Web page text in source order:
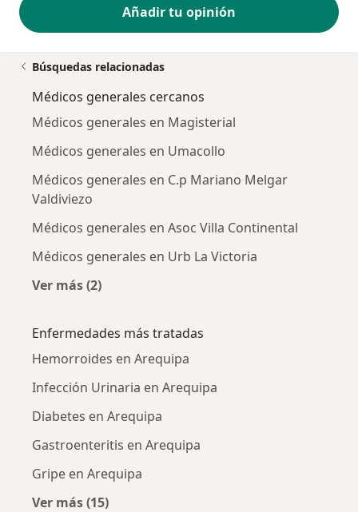
Añadir tu opinión
Búsquedas relacionadas
Médicos generales cercanos
Médicos generales en Magisterial
Médicos generales en Umacollo
Médicos generales en C.p Mariano Melgar
Valdiviezo
Médicos generales en Asoc Villa Continental
Médicos generales en Urb La Victoria
Ver más (2)
Enfermedades más tratadas
Hemorroides en Arequipa
Infección Urinaria en Arequipa
Diabetes en Arequipa
Gastroenteritis en Arequipa
Gripe en Arequipa
Ver más (15)